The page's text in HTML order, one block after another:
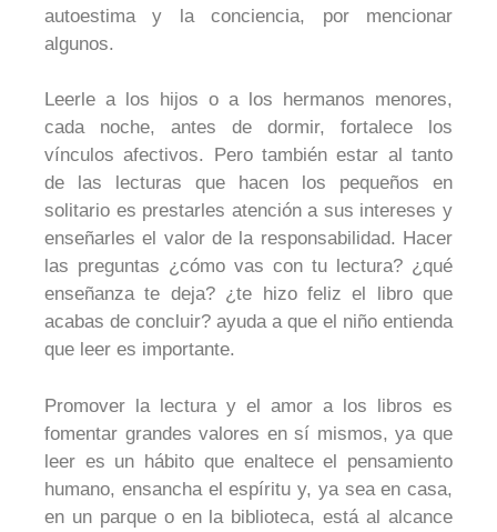
autoestima y la conciencia, por mencionar
algunos.
Leerle a los hijos o a los hermanos menores,
cada noche, antes de dormir, fortalece los
vínculos afectivos. Pero también estar al tanto
de las lecturas que hacen los pequeños en
solitario es prestarles atención a sus intereses y
enseñarles el valor de la responsabilidad. Hacer
las preguntas ¿cómo vas con tu lectura? ¿qué
enseñanza te deja? ¿te hizo feliz el libro que
acabas de concluir? ayuda a que el niño entienda
que leer es importante.
Promover la lectura y el amor a los libros es
fomentar grandes valores en sí mismos, ya que
leer es un hábito que enaltece el pensamiento
humano, ensancha el espíritu y, ya sea en casa,
en un parque o en la biblioteca, está al alcance